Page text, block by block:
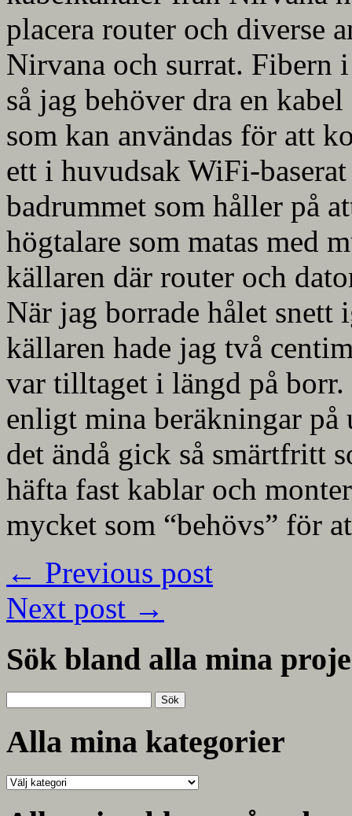
placera router och diverse
Nirvana och surrat. Fibern
så jag behöver dra en
som kan användas för att
ett i huvudsak WiFi-
badrummet som håller på
högtalare som matas med
källaren där router och
När jag borrade hålet snett
källaren hade jag två
var tilltaget i längd på borr.
enligt mina beräkningar på
det ändå gick så smärtfritt
häfta fast kablar och
mycket som “behövs” för
← Previous post
Next post →
Sök bland alla mina
efter:
Alla mina kategorier
Alla
kategorier